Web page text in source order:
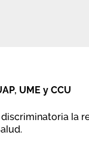
UME y CCU
la